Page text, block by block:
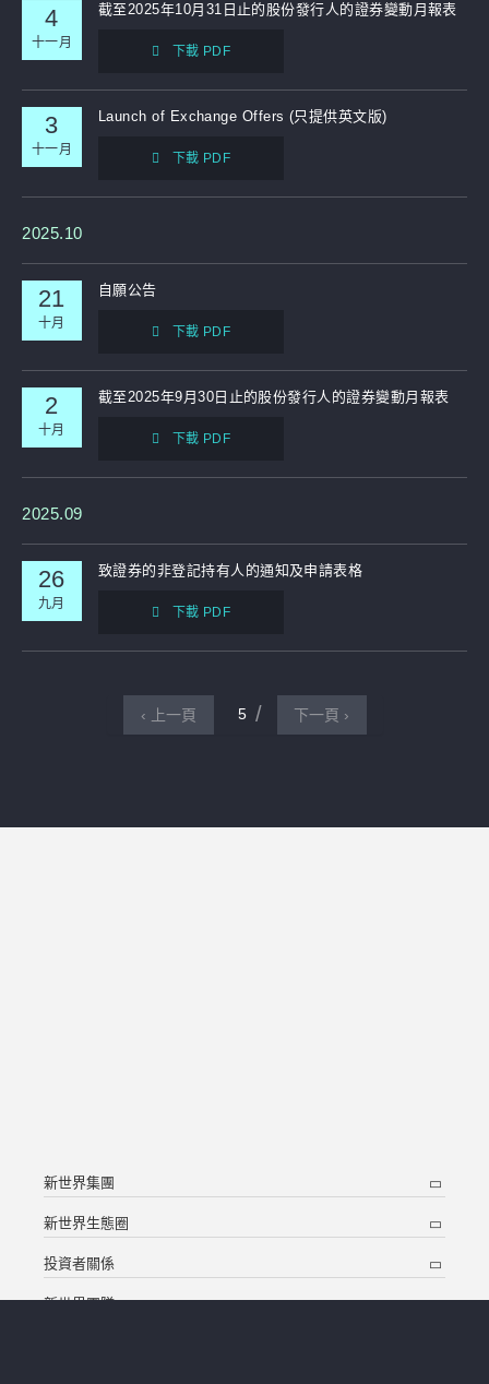
4
十一月
截至2025年10月31日止的股份發行人的證券變動月報表
下載 PDF
3
十一月
Launch of Exchange Offers (只提供英文版)
下載 PDF
2025.10
21
十月
自願公告
下載 PDF
2
十月
截至2025年9月30日止的股份發行人的證券變動月報表
下載 PDF
2025.09
26
九月
致證券的非登記持有人的通知及申請表格
下載 PDF
‹ 上一頁 5 下一頁 ›
新世界集團
新世界生態圈
投資者關係
新世界團隊